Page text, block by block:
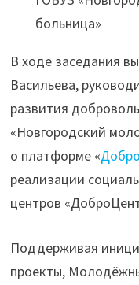
больница»
В ходе заседания
Васильева,
развития
«Новгородский
о платформе «
реализации
центров
Поддерживая
проекты,